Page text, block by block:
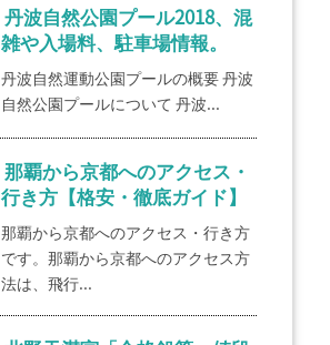
丹波自然公園プール2018、混
雑や入場料、駐車場情報。
丹波自然運動公園プールの概要 丹波
自然公園プールについて 丹波...
那覇から京都へのアクセス・
行き方【格安・徹底ガイド】
那覇から京都へのアクセス・行き方
です。那覇から京都へのアクセス方
法は、飛行...